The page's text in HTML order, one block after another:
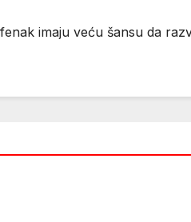
imaju veću šansu da